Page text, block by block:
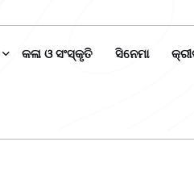
କଳା ଓ ସଂସ୍କୃତି ସିନେମା